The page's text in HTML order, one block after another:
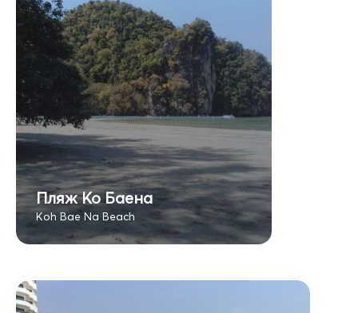
Пляж Ко Баена
Koh Bae Na Beach